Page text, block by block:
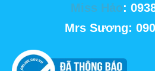
Miss Hảo:
Mrs Sương: